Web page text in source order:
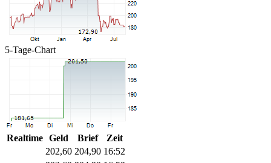
5-Tage-Chart
Realtime Geld Brief
Zeit
202,60 204,90 16:52